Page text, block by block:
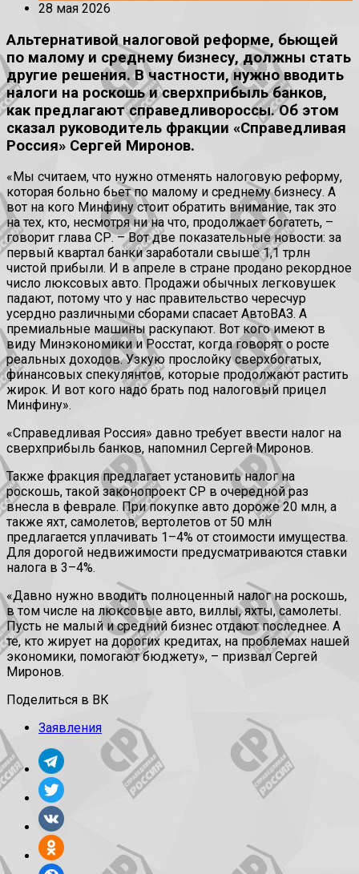
28 мая 2026
Альтернативой налоговой реформе, бьющей
по малому и среднему бизнесу, должны стать
другие решения. В частности, нужно вводить
налоги на роскошь и сверхприбыль банков,
как предлагают справедливороссы. Об этом
сказал руководитель фракции «Справедливая
Россия» Сергей Миронов.
«Мы считаем, что нужно отменять налоговую реформу,
которая больно бьет по малому и среднему бизнесу. А
вот на кого Минфину стоит обратить внимание, так это
на тех, кто, несмотря ни на что, продолжает богатеть, –
говорит глава СР. – Вот две показательные новости: за
первый квартал банки заработали свыше 1,1 трлн
чистой прибыли. И в апреле в стране продано рекордное
число люксовых авто. Продажи обычных легковушек
падают, потому что у нас правительство чересчур
усердно различными сборами спасает АвтоВАЗ. А
премиальные машины раскупают. Вот кого имеют в
виду Минэкономики и Росстат, когда говорят о росте
реальных доходов. Узкую прослойку сверхбогатых,
финансовых спекулянтов, которые продолжают растить
жирок. И вот кого надо брать под налоговый прицел
Минфину».
«Справедливая Россия» давно требует ввести налог на
сверхприбыль банков, напомнил Сергей Миронов.
Также фракция предлагает установить налог на
роскошь, такой законопроект СР в очередной раз
внесла в феврале. При покупке авто дороже 20 млн, а
также яхт, самолетов, вертолетов от 50 млн
предлагается уплачивать 1–4% от стоимости имущества.
Для дорогой недвижимости предусматриваются ставки
налога в 3–4%.
«Давно нужно вводить полноценный налог на роскошь,
в том числе на люксовые авто, виллы, яхты, самолеты.
Пусть не малый и средний бизнес отдают последнее. А
те, кто жирует на дорогих кредитах, на проблемах нашей
экономики, помогают бюджету», – призвал Сергей
Миронов.
Поделиться в ВК
Заявления